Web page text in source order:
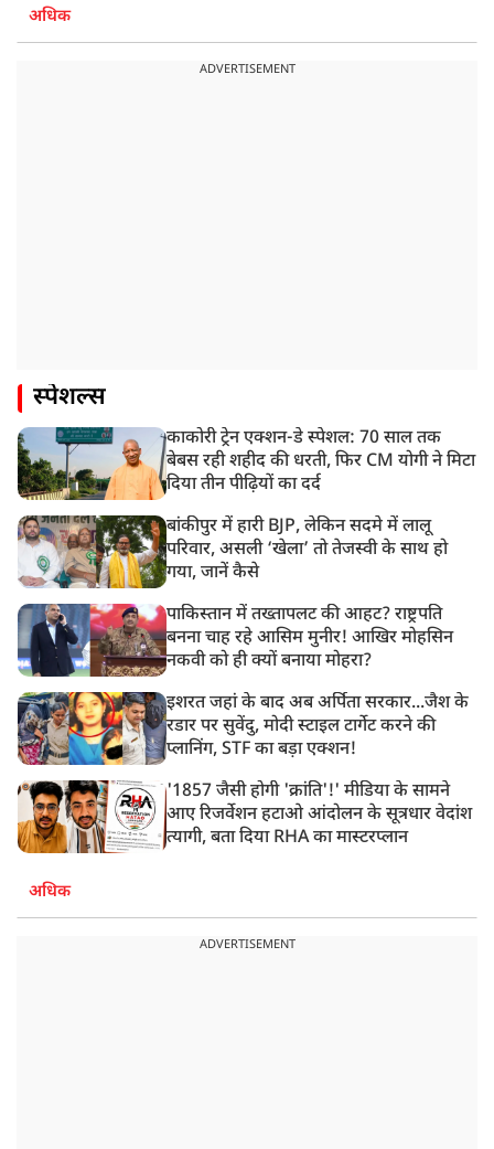
अधिक
ADVERTISEMENT
स्पेशल्स
काकोरी ट्रेन एक्शन-डे स्पेशल: 70 साल तक
बेबस रही शहीद की धरती, फिर CM योगी ने मिटा
दिया तीन पीढ़ियों का दर्द
बांकीपुर में हारी BJP, लेकिन सदमे में लालू
परिवार, असली ‘खेला’ तो तेजस्वी के साथ हो
गया, जानें कैसे
पाकिस्तान में तख्तापलट की आहट? राष्ट्रपति
बनना चाह रहे आसिम मुनीर! आखिर मोहसिन
नकवी को ही क्यों बनाया मोहरा?
इशरत जहां के बाद अब अर्पिता सरकार...जैश के
रडार पर सुवेंदु, मोदी स्टाइल टार्गेट करने की
प्लानिंग, STF का बड़ा एक्शन!
'1857 जैसी होगी 'क्रांति'!' मीडिया के सामने
आए रिजर्वेशन हटाओ आंदोलन के सूत्रधार वेदांश
त्यागी, बता दिया RHA का मास्टरप्लान
अधिक
ADVERTISEMENT